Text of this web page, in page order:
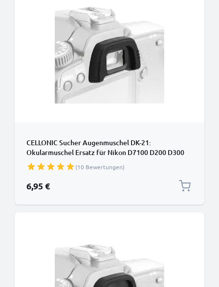
CELLONIC Sucher Augenmuschel DK-21:
Okularmuschel Ersatz für Nikon D7100 D200 D300
D70s D80 D90 Okular Augen Muschel, Silikon
Viewfinder Eye Cup, Kamera Blendschutz für View
Finder Display, Camera Eyepiece
(10 Bewertungen)
6,95 €